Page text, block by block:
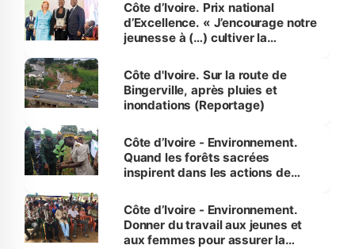
Côte d’Ivoire. Prix national
d’Excellence. « J’encourage notre
jeunesse à (…) cultiver la
(Alassane Ouattara
Côte d'Ivoire. Sur la route de
Bingerville, après pluies et
inondations (Reportage)
Côte d’Ivoire - Environnement.
Quand les forêts sacrées
inspirent dans les actions de
Côte d’Ivoire - Environnement.
Donner du travail aux jeunes et
aux femmes pour assurer la